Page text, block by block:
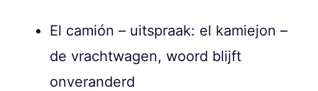
El camión – uitspraak: el kamiejon –
de vrachtwagen, woord blijft
onveranderd